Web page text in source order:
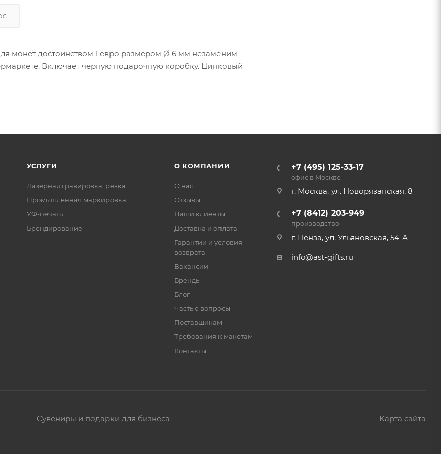
монет достоинством 1 евро размером Ø 6 мм незаменим
Включает черную подарочную коробку. Цинковый
УСЛУГИ
Лазерная гравировка, резка
Промышленная маркировка
УФ-печать
Брендирование
О КОМПАНИИ
О нас
Отзывы
Наши клиенты
Доставка и оплата
Гарантии и условия
возврата
Вакансии
Бренды
Блог
Частые вопросы
Поставщикам
Требования к макетам
Контакты
+7 (495) 125-33-17
офис в Москве
г. Москва, ул. Новорязанская, 8
+7 (8412) 203-949
производство
г. Пенза, ул. Ульяновская, 54-А
info@ast-gifts.ru
Сувениры и подарки для бизнеса Карта сайта